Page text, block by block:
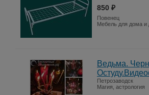
850 ₽
Повенец
Мебель для дома и
Ведьма.
Петрозаводск
Магия, астрология